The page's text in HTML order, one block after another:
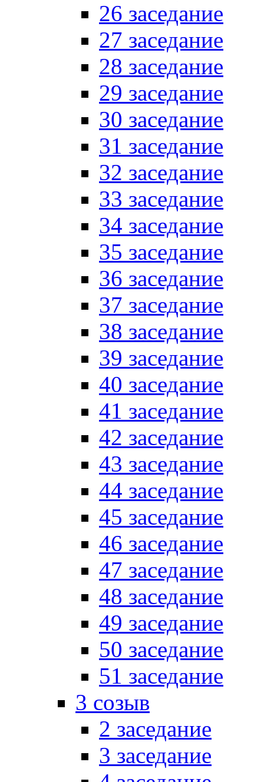
26 заседание
27 заседание
28 заседание
29 заседание
30 заседание
31 заседание
32 заседание
33 заседание
34 заседание
35 заседание
36 заседание
37 заседание
38 заседание
39 заседание
40 заседание
41 заседание
42 заседание
43 заседание
44 заседание
45 заседание
46 заседание
47 заседание
48 заседание
49 заседание
50 заседание
51 заседание
3 созыв
2 заседание
3 заседание